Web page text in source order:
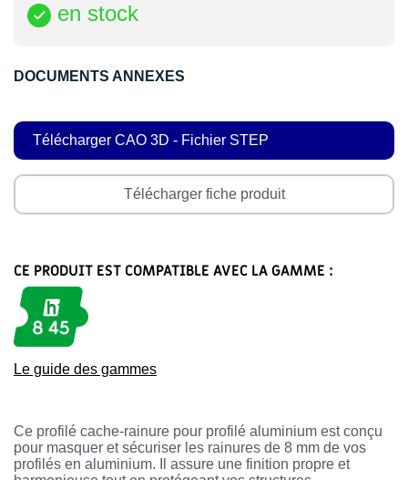
 en stock
DOCUMENTS ANNEXES
Télécharger CAO 3D - Fichier STEP
Télécharger fiche produit
CE PRODUIT EST COMPATIBLE AVEC LA GAMME :
Le guide des gammes
Ce profilé cache-rainure pour profilé aluminium est conçu
pour masquer et sécuriser les rainures de 8 mm de vos
profilés en aluminium. Il assure une finition propre et